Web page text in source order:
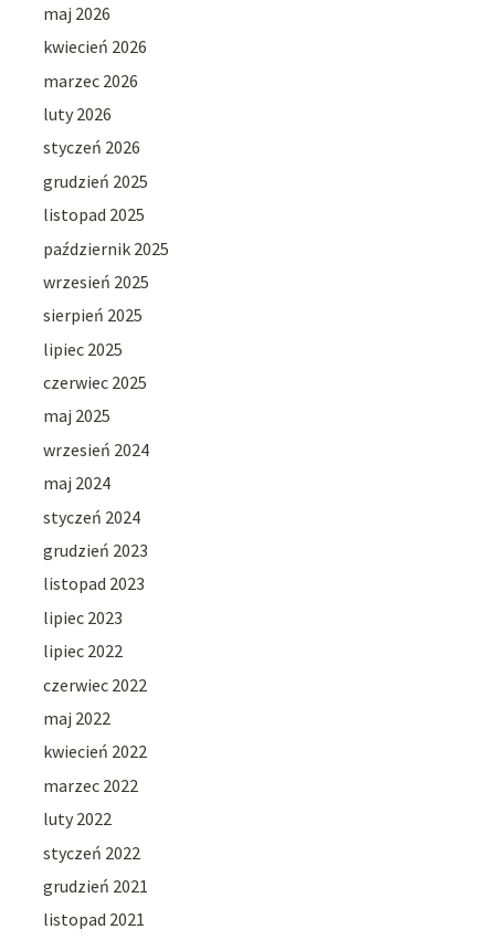
maj 2026
kwiecień 2026
marzec 2026
luty 2026
styczeń 2026
grudzień 2025
listopad 2025
październik 2025
wrzesień 2025
sierpień 2025
lipiec 2025
czerwiec 2025
maj 2025
wrzesień 2024
maj 2024
styczeń 2024
grudzień 2023
listopad 2023
lipiec 2023
lipiec 2022
czerwiec 2022
maj 2022
kwiecień 2022
marzec 2022
luty 2022
styczeń 2022
grudzień 2021
listopad 2021